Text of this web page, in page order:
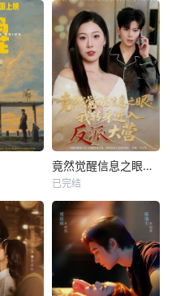
竟然觉醒信息之眼，我转身进入反派大营
已完结